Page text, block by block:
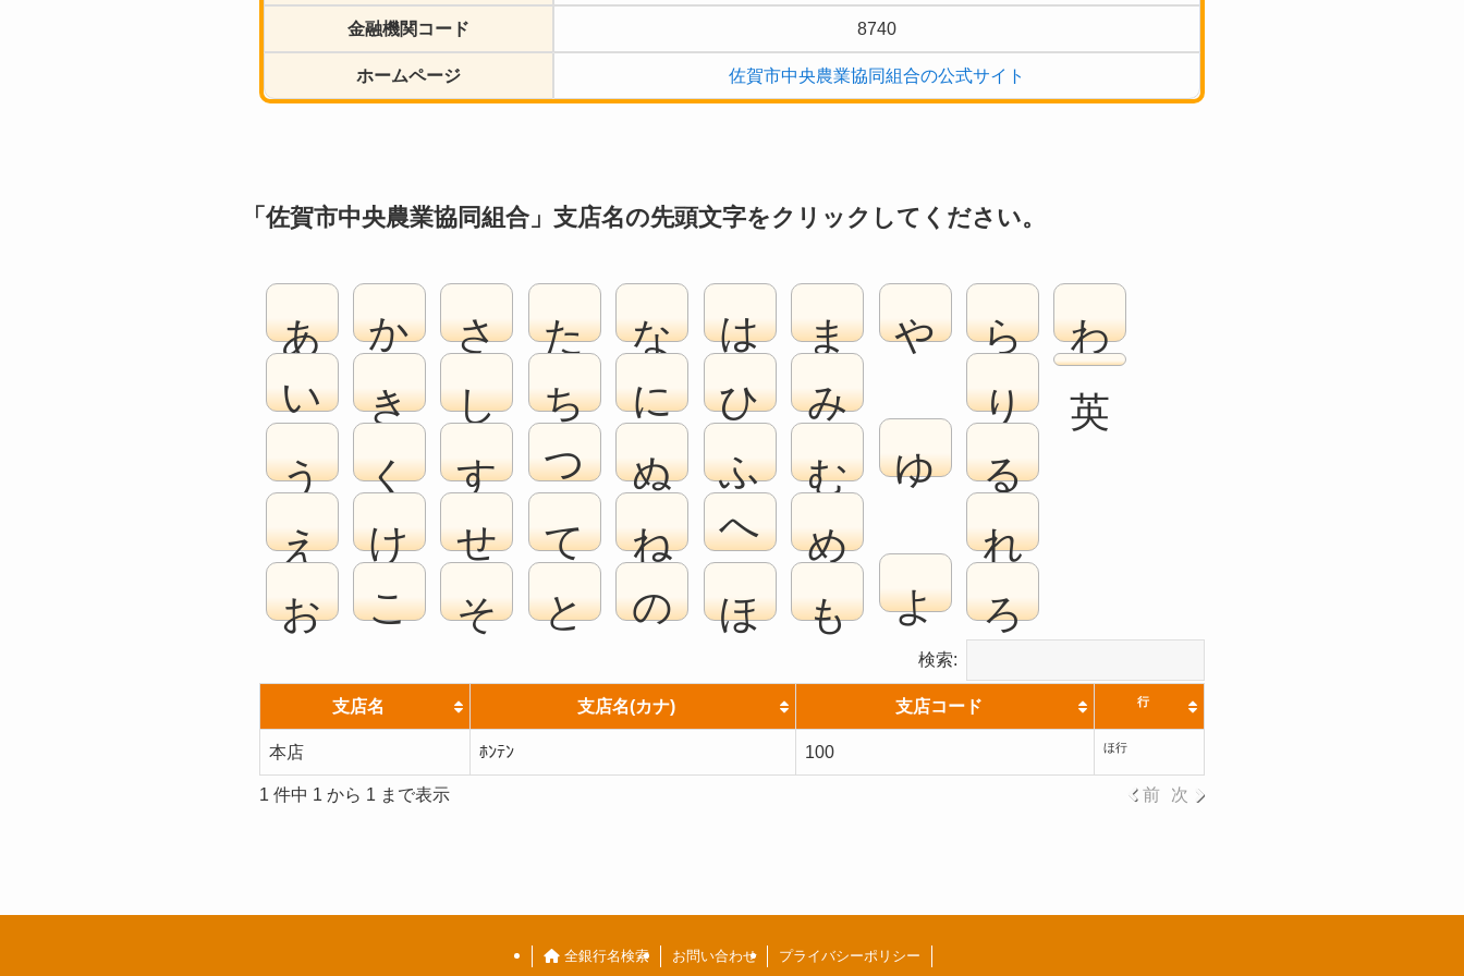
金融機関コード 8740
ホームページ 佐賀市中央農業協同組合の公式サイト
「佐賀市中央農業協同組合」支店名の先頭文字をクリックしてください。
あ
い
う
え
お
か
き
く
け
こ
さ
し
す
せ
そ
た
ち
つ
て
と
な
に
ぬ
ね
の
は
ひ
ふ
へ
ほ
ま
み
む
め
も
や
ゆ
よ
ら
り
る
れ
ろ
わ
検索:
支店名 支店名(カナ) 支店コード 行
本店 ﾎﾝﾃﾝ 100 ほ行
1 件中 1 から 1 まで表示 前 次
全銀行名検索 お問い合わせ プライバシーポリシー